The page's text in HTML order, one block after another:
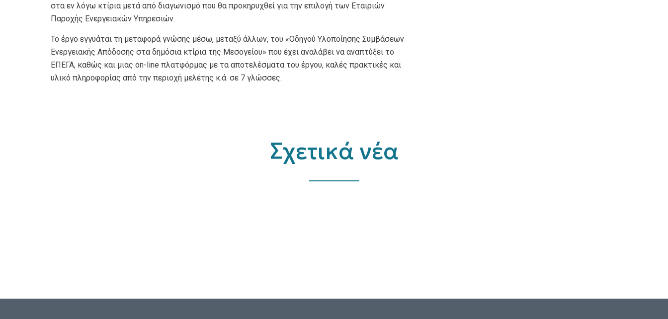
στα εν λόγω κτίρια μετά από διαγωνισμό που θα προκηρυχθεί για την επιλογή των Εταιριών
Παροχής Ενεργειακών Υπηρεσιών.
Το έργο εγγυάται τη μεταφορά γνώσης μέσω, μεταξύ άλλων, του «Οδηγού Υλοποίησης Συμβάσεων
Ενεργειακής Απόδοσης στα δημόσια κτίρια της Μεσογείου» που έχει αναλάβει να αναπτύξει το
ΕΠΕΓΑ, καθώς και μιας on-line πλατφόρμας με τα αποτελέσματα του έργου, καλές πρακτικές και
υλικό πληροφορίας από την περιοχή μελέτης κ.ά. σε 7 γλώσσες.
Σχετικά νέα